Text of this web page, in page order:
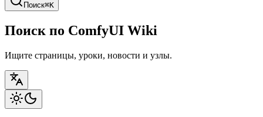
Поиск⌘K
Поиск по ComfyUI Wiki
Ищите страницы, уроки, новости и узлы.